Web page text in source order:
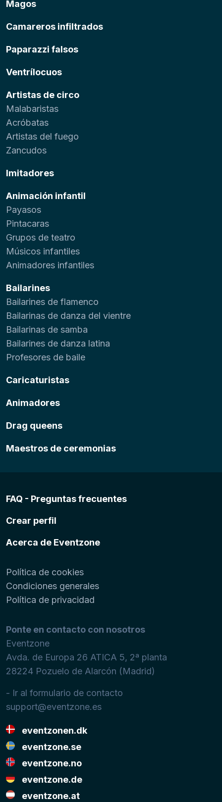
Magos
Camareros infiltrados
Paparazzi falsos
Ventrílocuos
Artistas de circo
Malabaristas
Acróbatas
Artistas del fuego
Zancudos
Imitadores
Animación infantil
Payasos
Pintacaras
Grupos de teatro
Músicos infantiles
Animadores infantiles
Bailarines
Bailarines de flamenco
Bailarinas de danza del vientre
Bailarinas de samba
Bailarines de danza latina
Profesores de baile
Caricaturistas
Animadores
Drag queens
Maestros de ceremonias
FAQ - Preguntas frecuentes
Crear perfil
Acerca de Eventzone
Política de cookies
Condiciones generales
Política de privacidad
Ponte en contacto con nosotros
Eventzone
Avda. de Europa 26 ATICA 5, 2ª planta
28224 Pozuelo de Alarcón (Madrid)
- Ir al formulario de contacto
support@eventzone.es
eventzonen.dk
eventzone.se
eventzone.no
eventzone.de
eventzone.at